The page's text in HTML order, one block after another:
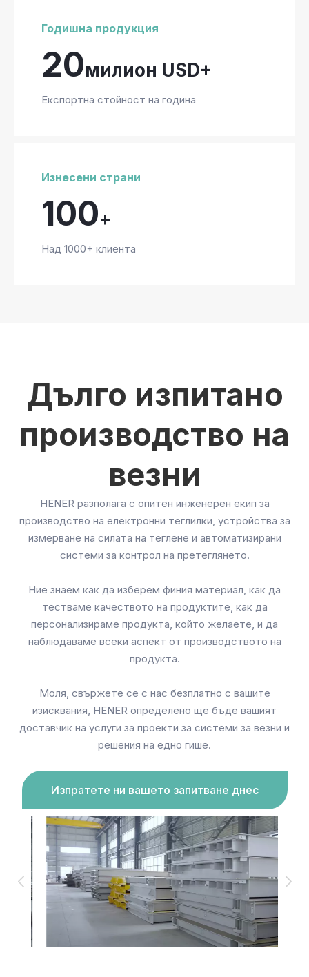
Годишна продукция
20милион USD+
Експортна стойност на година
Изнесени страни
100+
Над 1000+ клиента
Дълго изпитано
производство на
везни
HENER разполага с опитен инженерен екип за
производство на електронни теглилки, устройства за
измерване на силата на теглене и автоматизирани
системи за контрол на претеглянето.
Ние знаем как да изберем финия материал, как да
тестваме качеството на продуктите, как да
персонализираме продукта, който желаете, и да
наблюдаваме всеки аспект от производството на
продукта.
Моля, свържете се с нас безплатно с вашите
изисквания, HENER определено ще бъде вашият
доставчик на услуги за проекти за системи за везни и
решения на едно гише.
Изпратете ни вашето запитване днес